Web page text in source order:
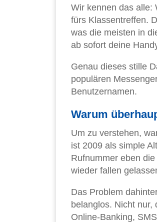
Wir kennen das alle:
fürs Klassentreffen.
was die meisten in
ab sofort deine
Genau dieses stille
populären
Benutzernamen.
Warum
Um zu verstehen,
ist 2009 als simple
Rufnummer eben
wieder fallen
Das Problem
belanglos. Nicht nur,
Online-Banking,